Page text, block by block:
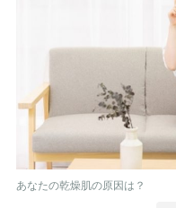
あなたの乾燥肌の原因は？